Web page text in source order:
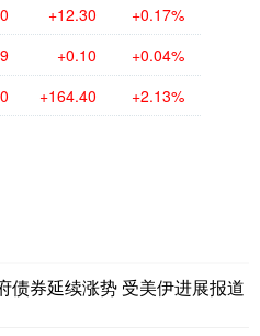
+12.30 +0.17%
+0.10 +0.04%
+164.40 +2.13%
债券延续涨势 受美伊进展报道